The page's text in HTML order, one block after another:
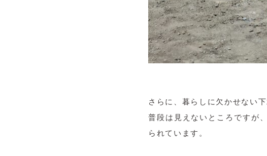
さらに、暮らしに欠かせない
普段は見えないところですが
られています。